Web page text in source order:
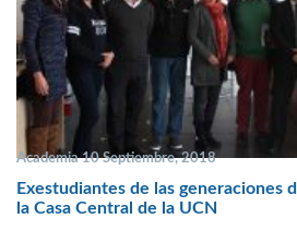
Academia 10 Septiembre, 2018
Exestudiantes de las generaciones
la Casa Central de la UCN